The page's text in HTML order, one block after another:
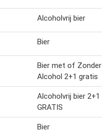
Alcoholvrij bier
Bier
Bier met of Zonder
Alcohol 2+1 gratis
Alcoholvrij bier 2+1
GRATIS
Bier